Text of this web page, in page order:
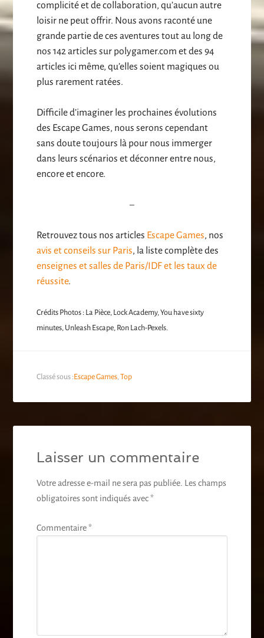
complicité et de collaboration, qu’aucun autre
loisir ne peut offrir. Nous avons raconté une
grande partie de ces aventures tout au long de
nos 142 articles sur polygamer.com et des 94
articles ici même, qu’elles soient magiques ou
plus rarement ratées.
Difficile d’imaginer les prochaines évolutions
des Escape Games, nous serons cependant
sans doute toujours là pour nous immerger
dans leurs scénarios et déconner entre nous,
encore et encore.
–
Retrouvez tous nos articles Escape Games, nos
avis et conseils sur Paris, la liste complète des
enseignes et salles de Paris/IDF et les taux de
réussite.
Crédits Photos : La Pièce, Lock Academy, You have sixty
minutes, Unleash Escape, Ron Lach-Pexels.
Classé sous :Escape Games,Top
Laisser un commentaire
Votre adresse e-mail ne sera pas publiée. Les champs
obligatoires sont indiqués avec*
Commentaire*